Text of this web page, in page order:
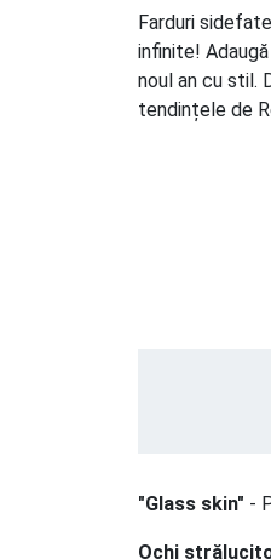
Farduri
infinite!
noul an cu stil.
tendințele de
"Glass skin" -
Ochi